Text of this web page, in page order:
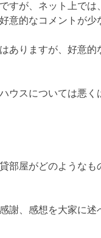
すが、ネット上では
意的なコメントが少
ありますが、好意
ウスについては悪
部屋がどのような
謝、感想を大家に述